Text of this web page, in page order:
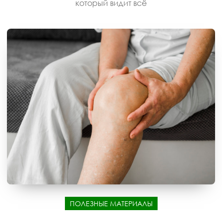
который видит всё
ПОЛЕЗНЫЕ МАТЕРИАЛЫ